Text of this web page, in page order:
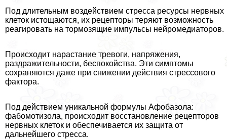
Под длительным воздействием стресса ресурсы нервных
клеток истощаются, их рецепторы теряют возможность
реагировать на тормозящие импульсы нейромедиаторов.
Происходит нарастание тревоги, напряжения,
раздражительности, беспокойства. Эти симптомы
сохраняются даже при снижении действия стрессового
фактора.
Под действием уникальной формулы Афобазола:
фабомотизола, происходит восстановление рецепторов
нервных клеток и обеспечивается их защита от
дальнейшего стресса.